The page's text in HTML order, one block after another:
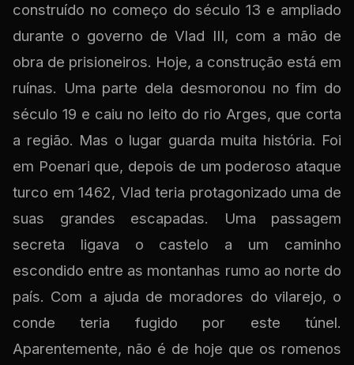
construído no começo do século 13 e ampliado
durante o governo de Vlad III, com a mão de
obra de prisioneiros. Hoje, a construção está em
ruínas. Uma parte dela desmoronou no fim do
século 19 e caiu no leito do rio Arges, que corta
a região. Mas o lugar guarda muita história. Foi
em Poenari que, depois de um poderoso ataque
turco em 1462, Vlad teria protagonizado uma de
suas grandes escapadas. Uma passagem
secreta ligava o castelo a um caminho
escondido entre as montanhas rumo ao norte do
país. Com a ajuda de moradores do vilarejo, o
conde teria fugido por este túnel.
Aparentemente, não é de hoje que os romenos